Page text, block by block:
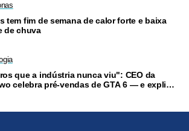
tem fim de semana de calor forte e baixa
de chuva
que a indústria nunca viu": CEO da
celebra pré-vendas de GTA 6 — e explica